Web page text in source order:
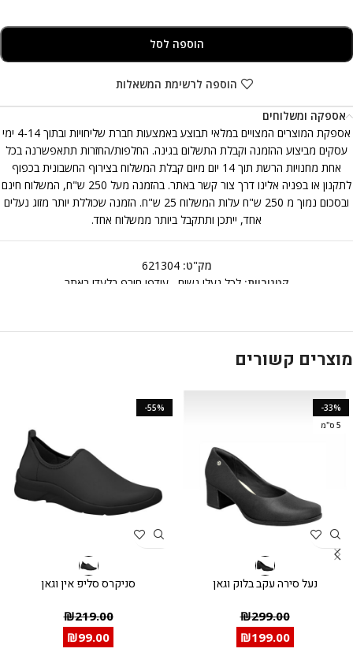
הוספה לסל
הוספה לרשימת המשאלות
אספקה ומשלוחים
אספקת המוצרים המצויים במלאי תבוצע באמצעות חברת שליחויות ובתוך 4-14 ימי
עסקים מביצוע ההזמנה וקבלת התשלום בגינה. החלפות/החזרות תתאפשרנה בכל
אחת מחנויות הרשת תוך 14 יום מיום קבלת המשלוח בצירוף החשבונית בכפוף
לתקנון או בפניה אלינו דרך צור קשר באתר. בהזמנה מעל 250 ש"ח, המשלוח חינם
ובסכום נמוך מ 250 ש"ח עלות המשלוח 25 ש"ח. הזמנה שכוללת יותר מזוג נעלים
אחד, ייתכן ותתקבל ביותר ממשלוח אחד.
מק"ט:621304
קטגוריות: לכל נעלי נשים עודפי חורף בלעדי באתר
מוצרים קשורים
-33%
5 ס"מ
נעל סירה עקב בלוק וגאן
₪299.00
₪199.00
-55%
סניקרס סליפ אין וגאן
₪219.00
₪99.00